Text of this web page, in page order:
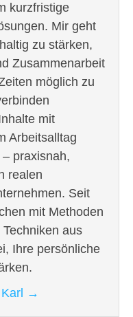
kurzfristige
Mir geht
zu stärken,
Zusammenarbeit
möglich zu
mit
Arbeitsalltag
praxisnah,
realen
Seit
mit Methoden
aus
Ihre persönliche
→